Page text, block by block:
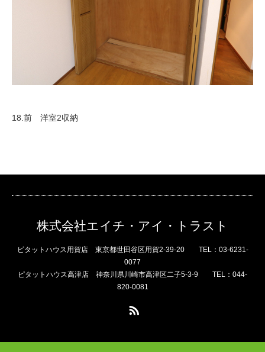
18.前 洋室2収納
株式会社エイチ・アイ・トラスト
ピタットハウス用賀店 東京都世田谷区用賀2-39-20 TEL：03-6231-
0077
ピタットハウス高津店 神奈川県川崎市高津区二子5-3-9 TEL：044-
820-0081